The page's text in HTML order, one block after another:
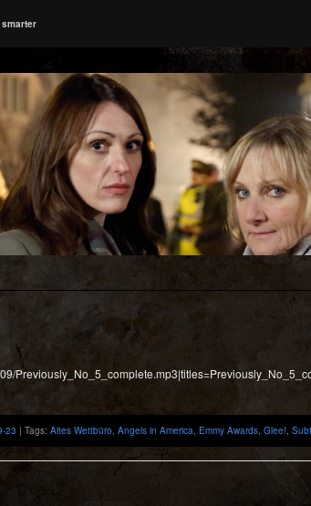
23 | Tags: Altes Wettbüro, Angels in America, Emmy Awards, Glee!,